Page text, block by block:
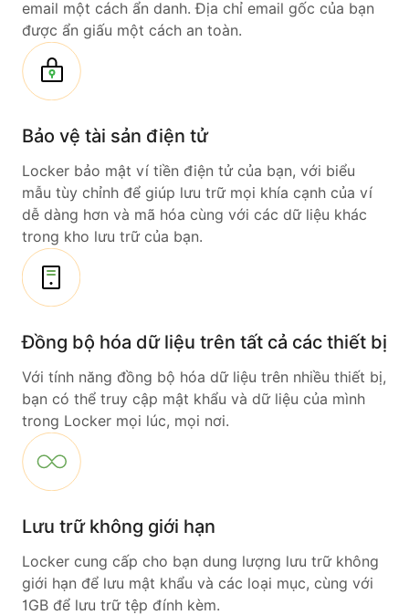
email một cách ẩn danh. Địa chỉ email gốc của bạn
được ẩn giấu một cách an toàn.
Bảo vệ tài sản điện tử
Locker bảo mật ví tiền điện tử của bạn, với biểu
mẫu tùy chỉnh để giúp lưu trữ mọi khía cạnh của ví
dễ dàng hơn và mã hóa cùng với các dữ liệu khác
trong kho lưu trữ của bạn.
Đồng bộ hóa dữ liệu trên tất cả các thiết bị
Với tính năng đồng bộ hóa dữ liệu trên nhiều thiết bị,
bạn có thể truy cập mật khẩu và dữ liệu của mình
trong Locker mọi lúc, mọi nơi.
Lưu trữ không giới hạn
Locker cung cấp cho bạn dung lượng lưu trữ không
giới hạn để lưu mật khẩu và các loại mục, cùng với
1GB để lưu trữ tệp đính kèm.